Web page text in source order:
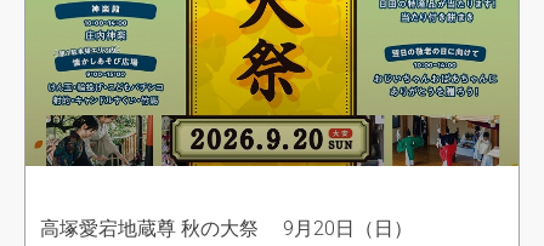
高塚愛宕地蔵尊 秋の大祭 9月20日（日）